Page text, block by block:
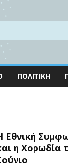
ΠΟΛΙΤΙΚΉ
Εθνική
η Χορωδία